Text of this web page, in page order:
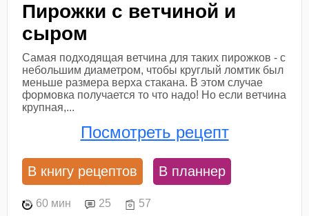
Пирожки с ветчиной и
сыром
Самая подходящая ветчина для таких пирожков - с
небольшим диаметром, чтобы круглый ломтик был
меньше размера верха стакана. В этом случае
формовка получается то что надо! Но если ветчина
крупная,...
Посмотреть рецепт
В книгу рецептов В планнер
60 мин 25 57